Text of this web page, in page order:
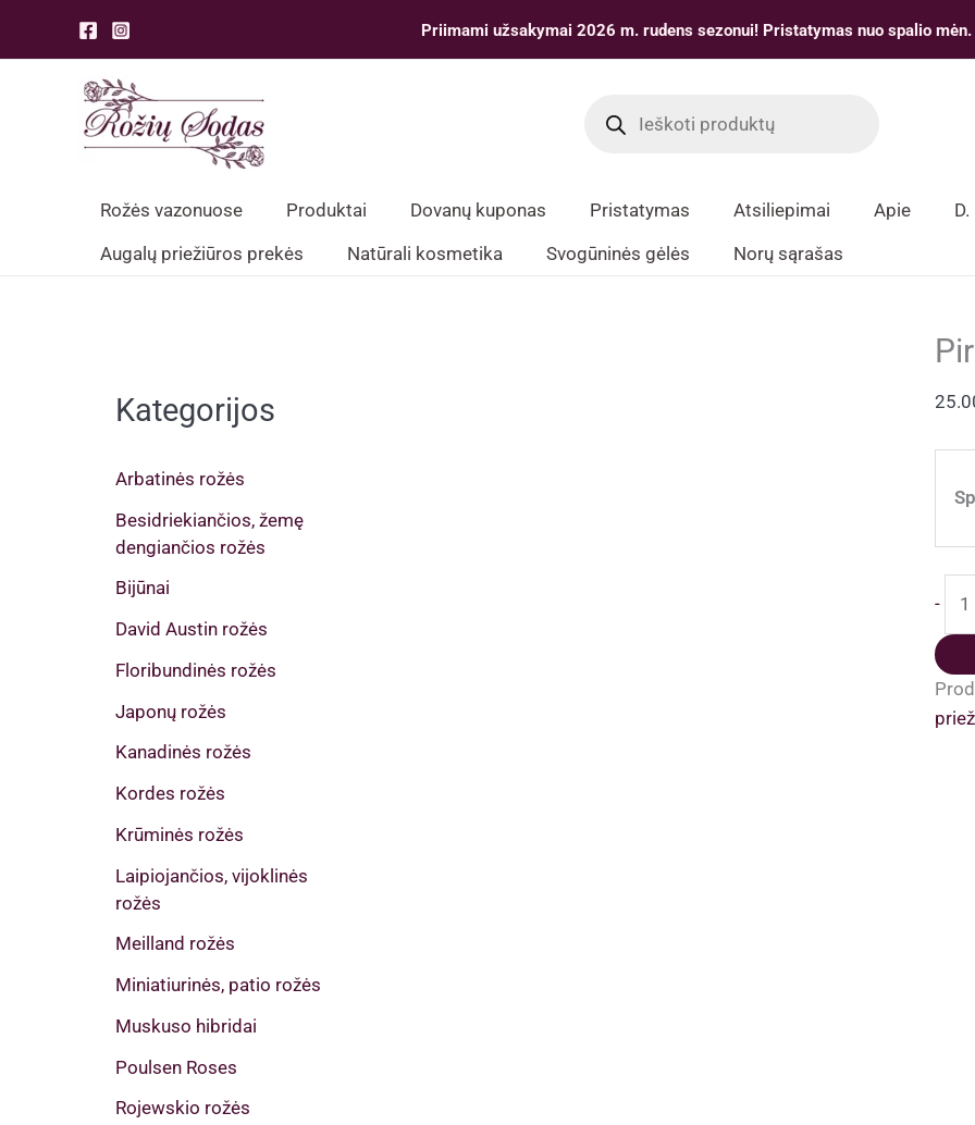
Priimami užsakymai 2026 m. rudens sezonui! Pristatymas nuo spalio mėn.
search
Rožės vazonuose Produktai Dovanų kuponas Pristatymas Atsiliepimai Apie
D.
Augalų priežiūros prekės
Natūrali kosmetika Svogūninės gėlės Norų sąrašas
Kategorijos
Arbatinės rožės
Besidriekiančios, žemę
dengiančios rožės
Bijūnai
David Austin rožės
Floribundinės rožės
Japonų rožės
Kanadinės rožės
Kordes rožės
Krūminės rožės
Laipiojančios, vijoklinės
rožės
Meilland rožės
Miniatiurinės, patio rožės
Muskuso hibridai
Poulsen Roses
Rojewskio rožės
-